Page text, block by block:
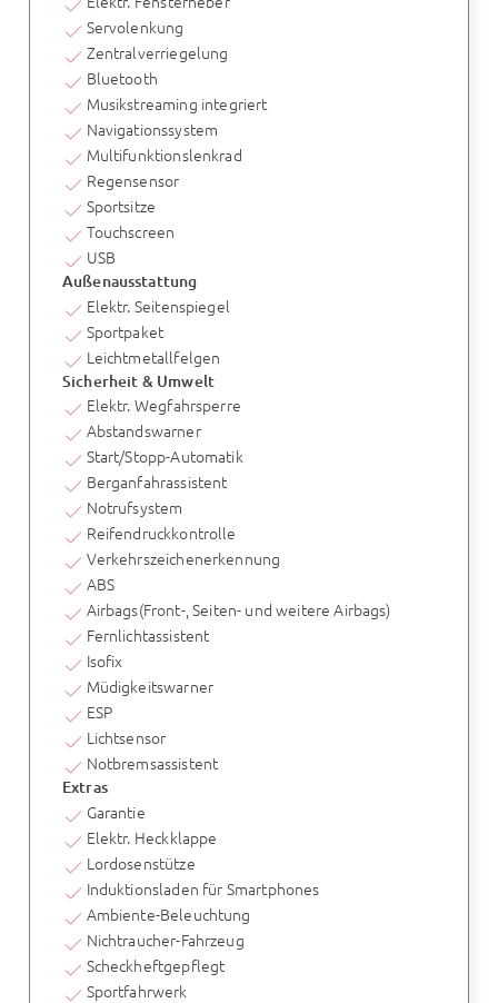
Servolenkung
Zentralverriegelung
Bluetooth
Musikstreaming integriert
Navigationssystem
Multifunktionslenkrad
Regensensor
Sportsitze
Touchscreen
USB
Außenausstattung
Elektr. Seitenspiegel
Sportpaket
Leichtmetallfelgen
Sicherheit & Umwelt
Elektr. Wegfahrsperre
Abstandswarner
Start/Stopp-Automatik
Berganfahrassistent
Notrufsystem
Reifendruckkontrolle
Verkehrszeichenerkennung
ABS
Airbags(Front-, Seiten- und weitere Airbags)
Fernlichtassistent
Isofix
Müdigkeitswarner
ESP
Lichtsensor
Notbremsassistent
Extras
Garantie
Elektr. Heckklappe
Lordosenstütze
Induktionsladen für Smartphones
Ambiente-Beleuchtung
Nichtraucher-Fahrzeug
Scheckheftgepflegt
Sportfahrwerk